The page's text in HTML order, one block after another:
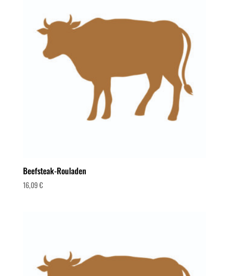
Beefsteak-Rouladen
16,09€